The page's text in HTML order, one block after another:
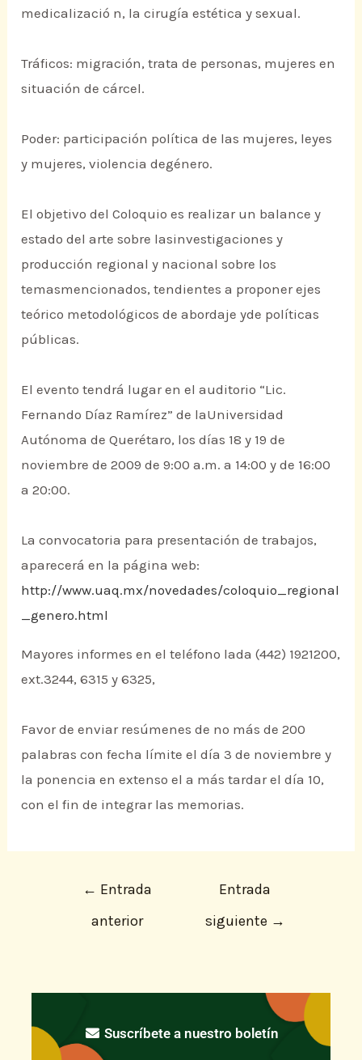
medicalizació n, la cirugía estética y sexual.
Tráficos: migración, trata de personas, mujeres en
situación de cárcel.
Poder: participación política de las mujeres, leyes
y mujeres, violencia degénero.
El objetivo del Coloquio es realizar un balance y
estado del arte sobre lasinvestigaciones y
producción regional y nacional sobre los
temasmencionados, tendientes a proponer ejes
teórico metodológicos de abordaje yde políticas
públicas.
El evento tendrá lugar en el auditorio “Lic.
Fernando Díaz Ramírez” de laUniversidad
Autónoma de Querétaro, los días 18 y 19 de
noviembre de 2009 de 9:00 a.m. a 14:00 y de 16:00
a 20:00.
La convocatoria para presentación de trabajos,
aparecerá en la página web:
http://www.uaq.mx/novedades/coloquio_regional
_genero.html
Mayores informes en el teléfono lada (442) 1921200,
ext.3244, 6315 y 6325,
Favor de enviar resúmenes de no más de 200
palabras con fecha límite el día 3 de noviembre y
la ponencia en extenso el a más tardar el día 10,
con el fin de integrar las memorias.
← Entrada
anterior
Entrada
siguiente →
Suscríbete a nuestro boletín